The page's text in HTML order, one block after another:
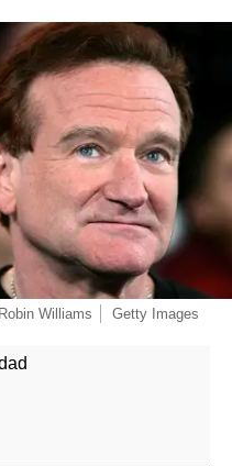
Robin Williams Getty Images